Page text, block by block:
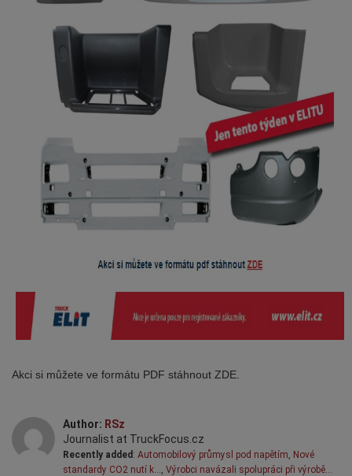
Akci si můžete ve formátu PDF stáhnout ZDE
Author: RSz
Journalist at TruckFocus.cz
Recently added : Automobilový průmysl pod napětím, Nové
standardy CO2 nutí k…, Výrobci navázali spolupráci při výrobě…